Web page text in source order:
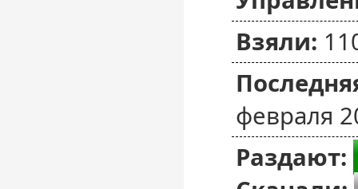
Взяли:
февраля
Раздают: